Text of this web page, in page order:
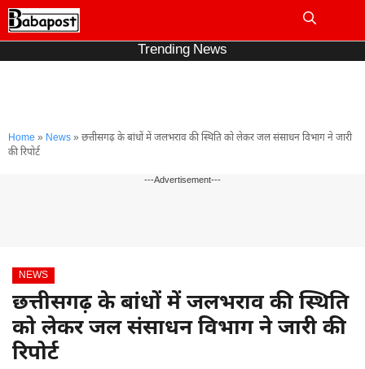
Skip
to
Trending News
Home » News» छत्तीसगढ़ के बांधों में जलभराव की स्थिति को लेकर जल संसाधन विभाग ने जारी
की रिपोर्ट
---Advertisement---
NEWS
छत्तीसगढ़ के बांधों में जलभराव की स्थिति
को लेकर जल संसाधन विभाग ने जारी की
रिपोर्ट